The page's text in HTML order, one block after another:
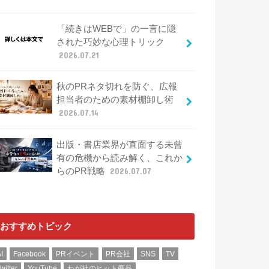
「続きはWEBで」の一言に隠
された巧妙な心理トリック
2026.07.21
秋のPRネタ切れを防ぐ、広報
担当者のための素材棚卸し術
2026.07.14
出版・書店業界が直面する未曾
有の危機から読み解く、これか
らのPR戦略
2026.07.07
おすすめトピック
Facebook PRイベント PR会社 SNS
TV